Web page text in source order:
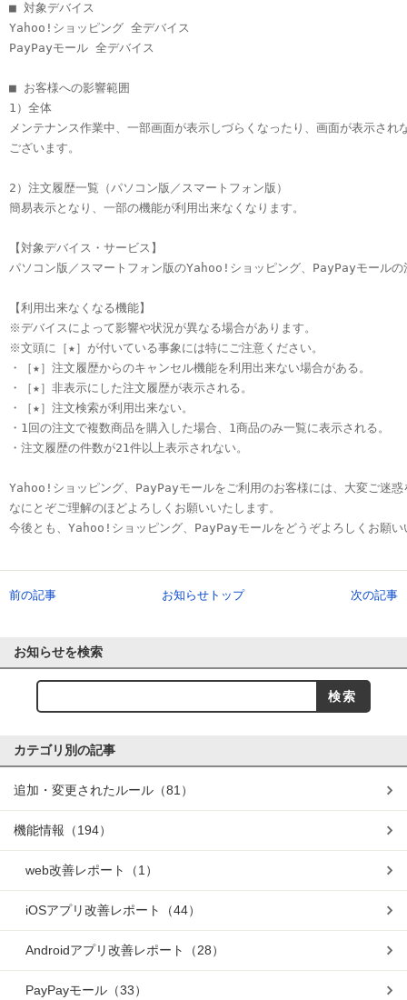
■ 対象デバイス
Yahoo!ショッピング 全デバイス
PayPayモール 全デバイス
■ お客様への影響範囲
1）全体
メンテナンス作業中、一部画面が表示しづらくなったり、画面が表示され
ございます。
2）注文履歴一覧（パソコン版／スマートフォン版）
簡易表示となり、一部の機能が利用出来なくなります。
【対象デバイス・サービス】
パソコン版／スマートフォン版のYahoo!ショッピング、PayPayモールの
【利用出来なくなる機能】
※デバイスによって影響や状況が異なる場合があります。
※文頭に［★］が付いている事象には特にご注意ください。
・［★］注文履歴からのキャンセル機能を利用出来ない場合がある。
・［★］非表示にした注文履歴が表示される。
・［★］注文検索が利用出来ない。
・1回の注文で複数商品を購入した場合、1商品のみ一覧に表示される。
・注文履歴の件数が21件以上表示されない。
Yahoo!ショッピング、PayPayモールをご利用のお客様には、大変ご迷惑
なにとぞご理解のほどよろしくお願いいたします。
今後とも、Yahoo!ショッピング、PayPayモールをどうぞよろしくお願い
前の記事 お知らせトップ 次の記事
お知らせを検索
カテゴリ別の記事
追加・変更されたルール （81）
機能情報 （194）
web改善レポート （1）
iOSアプリ改善レポート （44）
Androidアプリ改善レポート （28）
PayPayモール （33）